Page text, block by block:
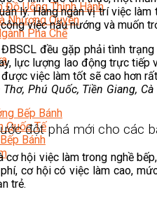
Đồ Uống Thịnh Hành
Nhượng Quyền
Pha Chế
Bếp Bánh
Quốc Tế
Bánh
lý. Hàng ngàn vị trí việc
việc nấu nướng và muốn
đều gặp phải tình
lực lượng lao động trực
việc làm tốt sẽ cao hơn
Thơ, Phú Quốc, Tiền Giang,
đột phá mới cho các
hội việc làm trong nghề
cơ hội có việc làm cao,
trẻ.